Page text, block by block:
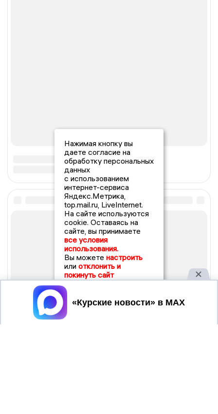
Нажимая кнопку вы
даете согласие на
обработку персональных
данных
с использованием
интернет-сервиса
Яндекс.Метрика,
top.mail.ru, LiveInternet.
На сайте используются
cookie. Оставаясь на
сайте, вы принимаете
все условия
использования.
Вы можете настроить
или отклонить и
покинуть сайт
Принять